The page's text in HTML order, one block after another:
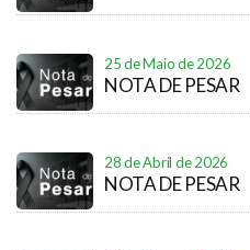
25 de Maio de 2026
NOTA DE PESAR
28 de Abril de 2026
NOTA DE PESAR